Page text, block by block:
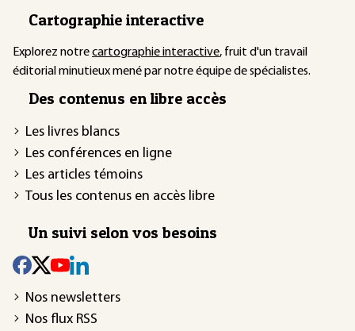
Cartographie interactive
Explorez notrecartographie interactive, fruit d'un travail
éditorial minutieux mené par notre équipe de spécialistes.
Des contenus en libre accès
Les livres blancs
Les conférences en ligne
Les articles témoins
Tous les contenus en accès libre
Un suivi selon vos besoins
Nos newsletters
Nos flux RSS